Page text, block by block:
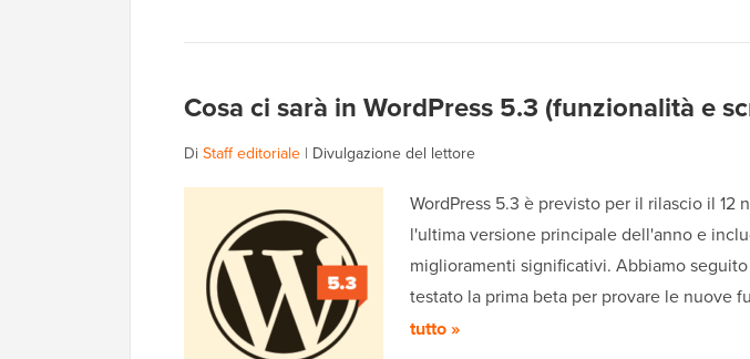
Cosa ci sarà in WordPress 5.3 (funzionalità e
Di Staff editoriale | Divulgazione del lettore
WordPress 5.3 è previsto per il rilascio il 12
l'ultima versione principale dell'anno e
miglioramenti significativi. Abbiamo
testato la prima beta per provare le nuove
tutto »